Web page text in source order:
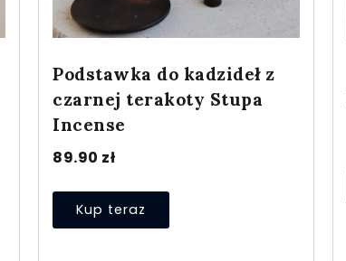
Podstawka do kadzideł z
czarnej terakoty Stupa
Incense
89.90 zł
Kup teraz